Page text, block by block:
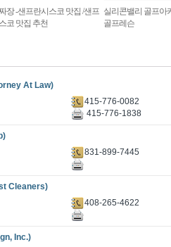
장 -샌프란시스코 맛집 /샌프
코 맛집 추천
실리콘밸리 골프아
골프레슨
At Law)
415-776-0082
415-776-1838
831-899-7445
Cleaners)
408-265-4622
Inc.)